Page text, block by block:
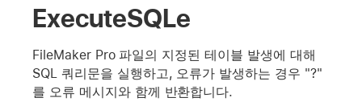
ExecuteSQLe
FileMaker Pro 파일의 지정된 테이블 발생에 대해
SQL 쿼리문을 실행하고, 오류가 발생하는 경우 "?"
를 오류 메시지와 함께 반환합니다.